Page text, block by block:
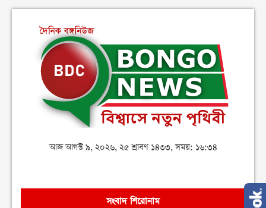
আজ আগস্ট ৯, ২০২৬, ২৫ শ্রাবণ ১৪৩৩, সময়: ১৬:৩৪
সংবাদ শিরোনাম